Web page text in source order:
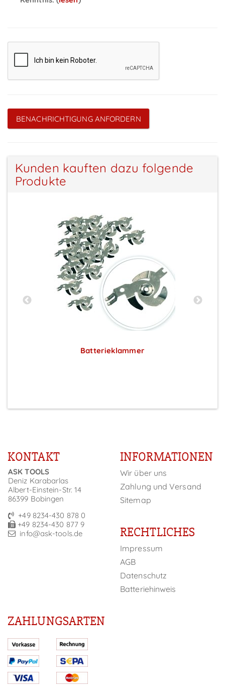
BENACHRICHTIGUNG ANFORDERN
Kunden kauften dazu folgende
Produkte
Batterieklammer
KONTAKT
ASK TOOLS
Deniz Karabarlas
Albert-Einstein-Str. 14
86399 Bobingen
+49 8234-430 878 0
+49 8234-430 877 9
info@ask-tools.de
INFORMATIONEN
Wir über uns
Zahlung und Versand
Sitemap
RECHTLICHES
Impressum
AGB
Datenschutz
Batteriehinweis
ZAHLUNGSARTEN